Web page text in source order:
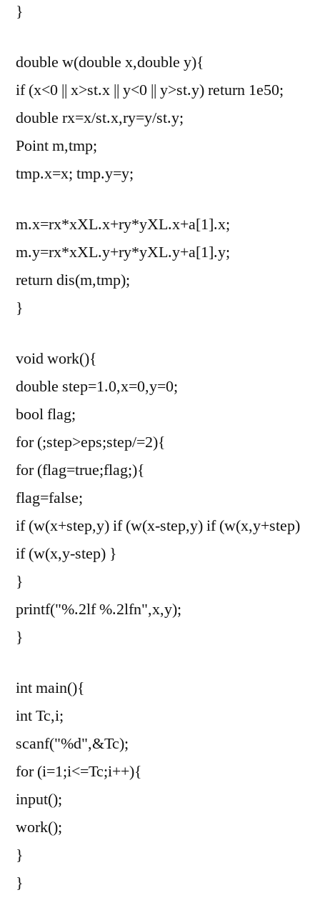
}
double w(double x,double y){
if (x<0 || x>st.x || y<0 || y>st.y) return 1e50;
double rx=x/st.x,ry=y/st.y;
Point m,tmp;
tmp.x=x; tmp.y=y;
m.x=rx*xXL.x+ry*yXL.x+a[1].x;
m.y=rx*xXL.y+ry*yXL.y+a[1].y;
return dis(m,tmp);
}
void work(){
double step=1.0,x=0,y=0;
bool flag;
for (;step>eps;step/=2){
for (flag=true;flag;){
flag=false;
if (w(x+step,y)if (w(x-step,y)if (w(x,y+step)
if (w(x,y-step) }
}
printf("%.2lf %.2lfn",x,y);
}
int main(){
int Tc,i;
scanf("%d",&Tc);
for (i=1;i<=Tc;i++){
input();
work();
}
}